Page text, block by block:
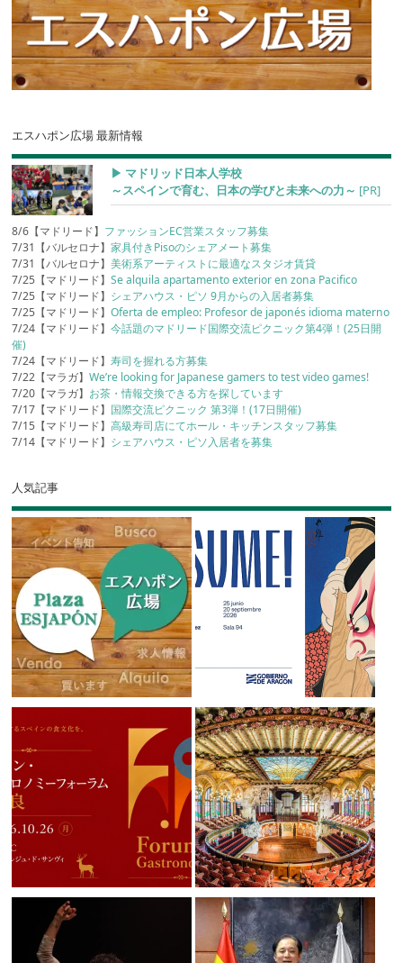
エスハポン広場 最新情報
▶︎ マドリッド日本人学校
～スペインで育む、日本の学びと未来への力～ [PR]
8/6【マドリード】 ファッションEC営業スタッフ募集
7/31【バルセロナ】家具付きPisoのシェアメート募集
7/31【バルセロナ】美術系アーティストに最適なスタジオ賃貸
7/25【マドリード】Se alquila apartamento exterior en zona Pacifico
7/25【マドリード】 シェアハウス・ピソ 9月からの入居者募集
7/25【マドリード】Oferta de empleo: Profesor de japonés idioma materno
7/24【マドリード】今話題のマドリード国際交流ピクニック第4弾！(25日開
催)
7/24【マドリード】寿司を握れる方募集
7/22【マラガ】We’re looking for Japanese gamers to test video games!
7/20【マラガ】 お茶・情報交換できる方を探しています
7/17【マドリード】 国際交流ピクニック 第3弾！(17日開催)
7/15【マドリード】高級寿司店にてホール・キッチンスタッフ募集
7/14【マドリード】 シェアハウス・ピソ入居者を募集
人気記事